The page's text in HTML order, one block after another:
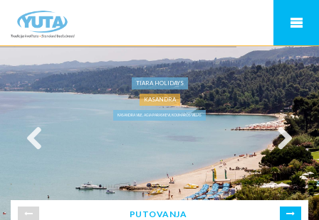
TIARA HOLIDAYS
KASANDRA
KASANDRA VILE, AGIA PARASKEVI, KOUMAROS VILLAS
PUTOVANJA